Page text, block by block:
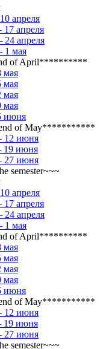
апреля
апреля
24 апреля
1 мая
of April**********
мая
мая
мая
мая
июня
of May***********
12 июня
19 июня
27 июня
semester~~~
апреля
апреля
24 апреля
1 мая
of April**********
мая
мая
мая
мая
июня
of May***********
12 июня
19 июня
27 июня
semester~~~